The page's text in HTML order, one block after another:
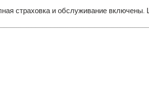
страховка и обслуживание включены.